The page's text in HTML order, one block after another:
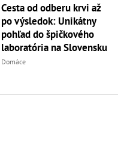
Cesta od odberu krvi až
po výsledok: Unikátny
pohľad do špičkového
laboratória na Slovensku
Domáce